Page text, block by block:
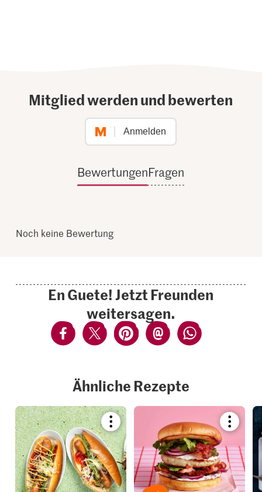
Mitglied werden und bewerten
Anmelden
BewertungenFragen
Noch keine Bewertung
En Guete! Jetzt Freunden
weitersagen.
Ähnliche Rezepte
Bookmark
recipe
or
add
it
to
your
collections.
recipe
add
it
to
your